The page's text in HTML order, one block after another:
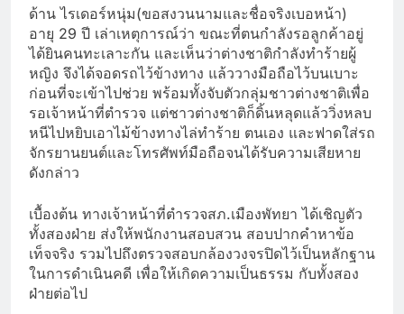
ด้าน ไรเดอร์หนุ่ม(ขอสงวนนามและชื่อจริงเบอหน้า)
อายุ 29 ปี เล่าเหตุการณ์ว่า ขณะที่ตนกำลังรอลูกค้าอยู่
ได้ยินคนทะเลาะกัน และเห็นว่าต่างชาติกำลังทำร้ายผู้
หญิง จึงได้จอดรถไว้ข้างทาง แล้ววางมือถือไว้บนเบาะ
ก่อนที่จะเข้าไปช่วย พร้อมทั้งจับตัวกลุ่มชาวต่างชาติเพื่อ
รอเจ้าหน้าที่ตำรวจ แต่ชาวต่างชาติก็ดิ้นหลุดแล้ววิ่งหลบ
หนีไปหยิบเอาไม้ข้างทางไล่ทำร้าย ตนเอง และฟาดใส่รถ
จักรยานยนต์และโทรศัพท์มือถือจนได้รับความเสียหาย
ดังกล่าว
เบื้องต้น ทางเจ้าหน้าที่ตำรวจสภ.เมืองพัทยา ได้เชิญตัว
ทั้งสองฝ่าย ส่งให้พนักงานสอบสวน สอบปากคำหาข้อ
เท็จจริง รวมไปถึงตรวจสอบกล้องวงจรปิดไว้เป็นหลักฐาน
ในการดำเนินคดี เพื่อให้เกิดความเป็นธรรม กับทั้งสอง
ฝ่ายต่อไป